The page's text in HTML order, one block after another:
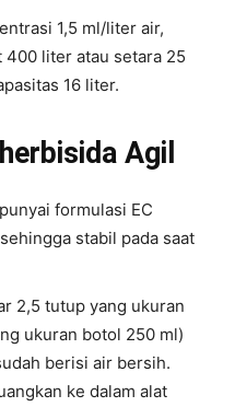
1,5 ml/liter air,
liter atau setara 25
16 liter.
Agil
formulasi EC
stabil pada saat
2,5 tutup yang ukuran
ukuran botol 250 ml)
berisi air bersih.
ke dalam alat